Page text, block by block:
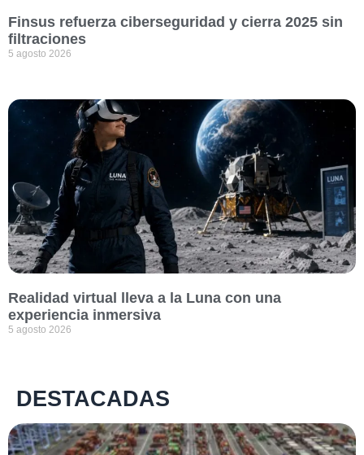
Finsus refuerza ciberseguridad y cierra 2025 sin
filtraciones
5 agosto 2026
Realidad virtual lleva a la Luna con una
experiencia inmersiva
5 agosto 2026
DESTACADAS